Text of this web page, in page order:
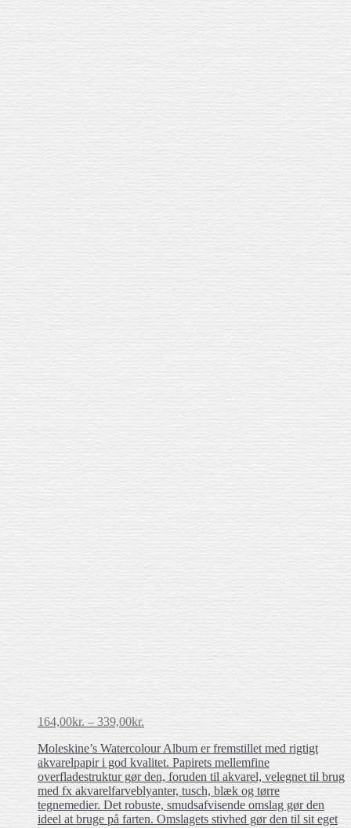
164,00kr. – 339,00kr.
til
339,00kr.
Moleskine’s Watercolour Album er fremstillet med rigtigt
akvarelpapir i god kvalitet. Papirets mellemfine
overfladestruktur gør den, foruden til akvarel, velegnet til brug
med fx akvarelfarveblyanter, tusch, blæk og tørre
tegnemedier. Det robuste, smudsafvisende omslag gør den
ideel at bruge på farten. Omslagets stivhed gør den til sit eget